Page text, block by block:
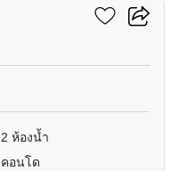
2 ห้องน้ำ
คอนโด